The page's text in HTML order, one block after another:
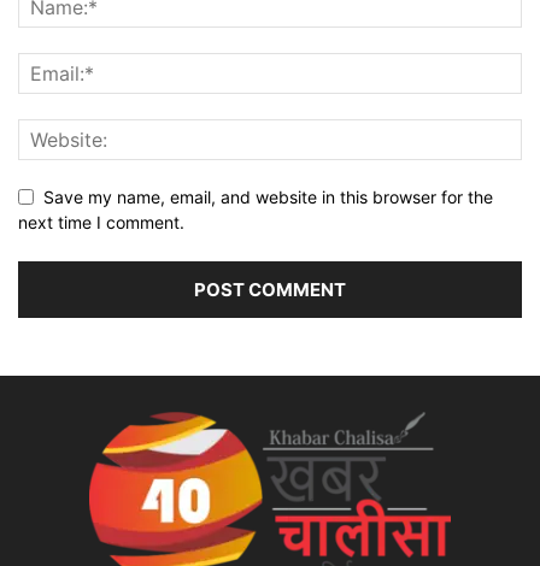
Save my name, email, and website in this browser for the
next time I comment.